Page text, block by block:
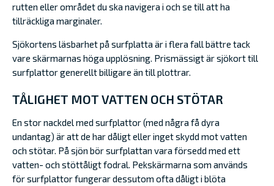
rutten eller området du ska navigera i och se till att ha
tillräckliga marginaler.
Sjökortens läsbarhet på surfplatta är i flera fall bättre tack
vare skärmarnas höga upplösning. Prismässigt är sjökort till
surfplattor generellt billigare än till plottrar.
TÅLIGHET MOT VATTEN OCH STÖTAR
En stor nackdel med surfplattor (med några få dyra
undantag) är att de har dåligt eller inget skydd mot vatten
och stötar. På sjön bör surfplattan vara försedd med ett
vatten- och stöttåligt fodral. Pekskärmarna som används
för surfplattor fungerar dessutom ofta dåligt i blöta